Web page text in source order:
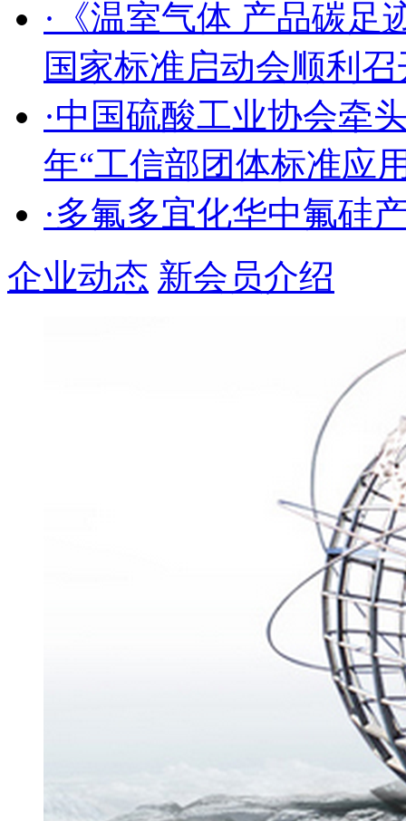
·《温室气体 产品碳足
国家标准启动会顺利召
·中国硫酸工业协会牵
年“工信部团体标准应
·多氟多宜化华中氟硅
企业动态 新会员介绍